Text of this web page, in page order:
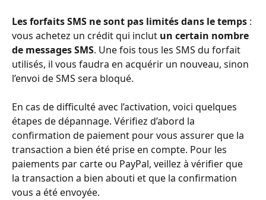
Les forfaits SMS ne sont pas limités dans le temps :
vous achetez un crédit qui inclut un certain nombre
de messages SMS. Une fois tous les SMS du forfait
utilisés, il vous faudra en acquérir un nouveau, sinon
l’envoi de SMS sera bloqué.
En cas de difficulté avec l’activation, voici quelques
étapes de dépannage. Vérifiez d’abord la
confirmation de paiement pour vous assurer que la
transaction a bien été prise en compte. Pour les
paiements par carte ou PayPal, veillez à vérifier que
la transaction a bien abouti et que la confirmation
vous a été envoyée.